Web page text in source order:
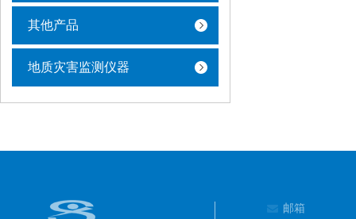
其他产品
地质灾害监测仪器
邮箱